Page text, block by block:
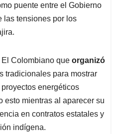
puente entre el Gobierno
las tensiones por los
Colombiano que organizó
tradicionales para mostrar
energéticos
esto mientras al aparecer su
en contratos estatales y
indígena.